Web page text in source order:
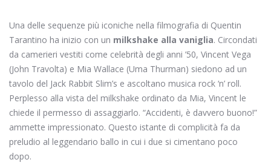
Una delle sequenze più iconiche nella filmografia di Quentin
Tarantino ha inizio con un milkshake alla vaniglia. Circondati
da camerieri vestiti come celebrità degli anni ’50, Vincent Vega
(John Travolta) e Mia Wallace (Uma Thurman) siedono ad un
tavolo del Jack Rabbit Slim’s e ascoltano musica rock ‘n’ roll.
Perplesso alla vista del milkshake ordinato da Mia, Vincent le
chiede il permesso di assaggiarlo. “Accidenti, è davvero buono!”
ammette impressionato. Questo istante di complicità fa da
preludio al leggendario ballo in cui i due si cimentano poco
dopo.